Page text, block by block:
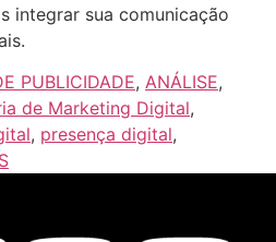
integrar sua comunicação
PUBLICIDADE, ANÁLISE,
de Marketing Digital,
, presença digital,